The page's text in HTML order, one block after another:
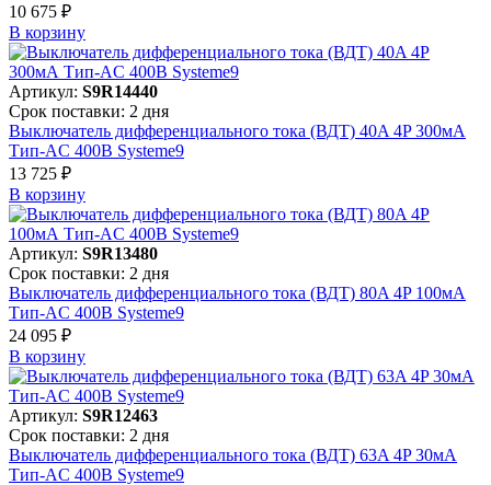
10 675 ₽
В корзинy
Артикул: S9R14440
Срок поставки: 2 дня
Выключатель дифференциального тока (ВДТ) 40A 4P 300мА
Тип-AC 400В Systeme9
13 725 ₽
В корзинy
Артикул: S9R13480
Срок поставки: 2 дня
Выключатель дифференциального тока (ВДТ) 80A 4P 100мА
Тип-AC 400В Systeme9
24 095 ₽
В корзинy
Артикул: S9R12463
Срок поставки: 2 дня
Выключатель дифференциального тока (ВДТ) 63A 4P 30мА
Тип-AC 400В Systeme9